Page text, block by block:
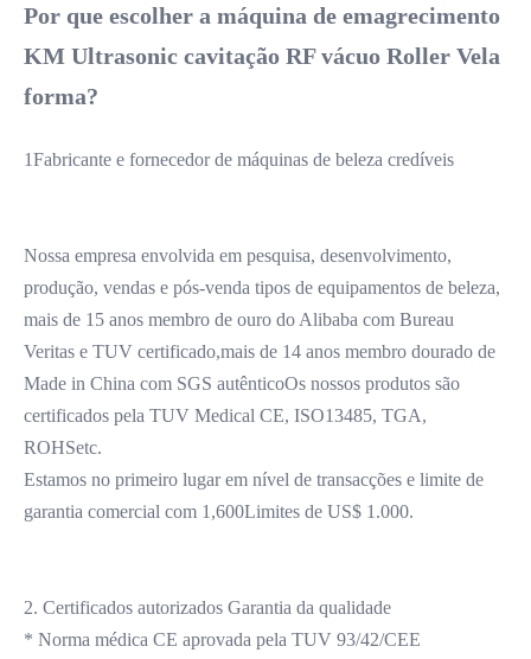
Por que escolher a máquina de emagrecimento
KM Ultrasonic cavitação RF vácuo Roller Vela
forma?
1Fabricante e fornecedor de máquinas de beleza credíveis
Nossa empresa envolvida em pesquisa, desenvolvimento,
produção, vendas e pós-venda tipos de equipamentos de beleza,
mais de 15 anos membro de ouro do Alibaba com Bureau
Veritas e TUV certificado,mais de 14 anos membro dourado de
Made in China com SGS autênticoOs nossos produtos são
certificados pela TUV Medical CE, ISO13485, TGA,
ROHSetc.
Estamos no primeiro lugar em nível de transacções e limite de
garantia comercial com 1,600Limites de US$ 1.000.
2. Certificados autorizados Garantia da qualidade
* Norma médica CE aprovada pela TUV 93/42/CEE